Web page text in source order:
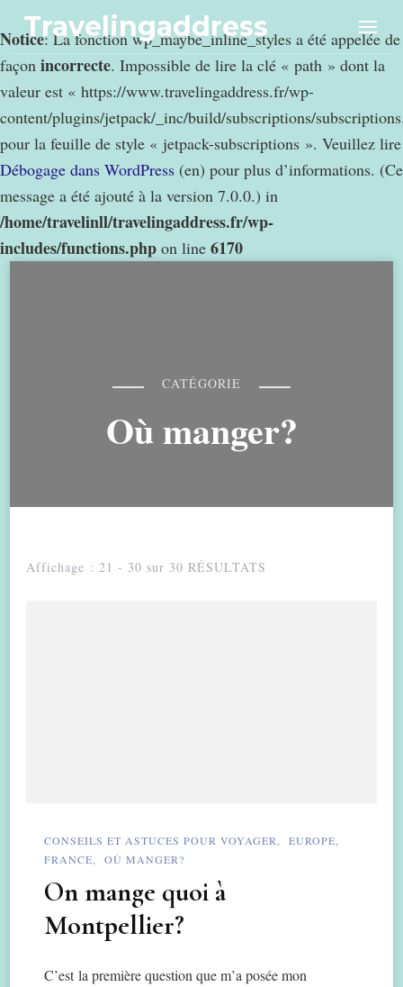
Notice: La fonction wp_maybe_inline_styles a été appelée de
façon incorrecte. Impossible de lire la clé « path » dont la
valeur est « https://www.travelingaddress.fr/wp-
content/plugins/jetpack/_inc/build/subscriptions/
pour la feuille de style « jetpack-subscriptions ». Veuillez lire
Débogage dans WordPress (en) pour plus d’informations. (Ce
message a été ajouté à la version 7.0.0.) in
/home/travelinll/travelingaddress.fr/wp-
includes/functions.php on line 6170
Travelingaddress
CATÉGORIE
Où manger?
Affichage : 21 - 30 sur 30 RÉSULTATS
CONSEILS ET ASTUCES POUR VOYAGER
EUROPE
FRANCE
OÙ MANGER?
On mange quoi à
Montpellier?
C’est la première question que m’a posée mon